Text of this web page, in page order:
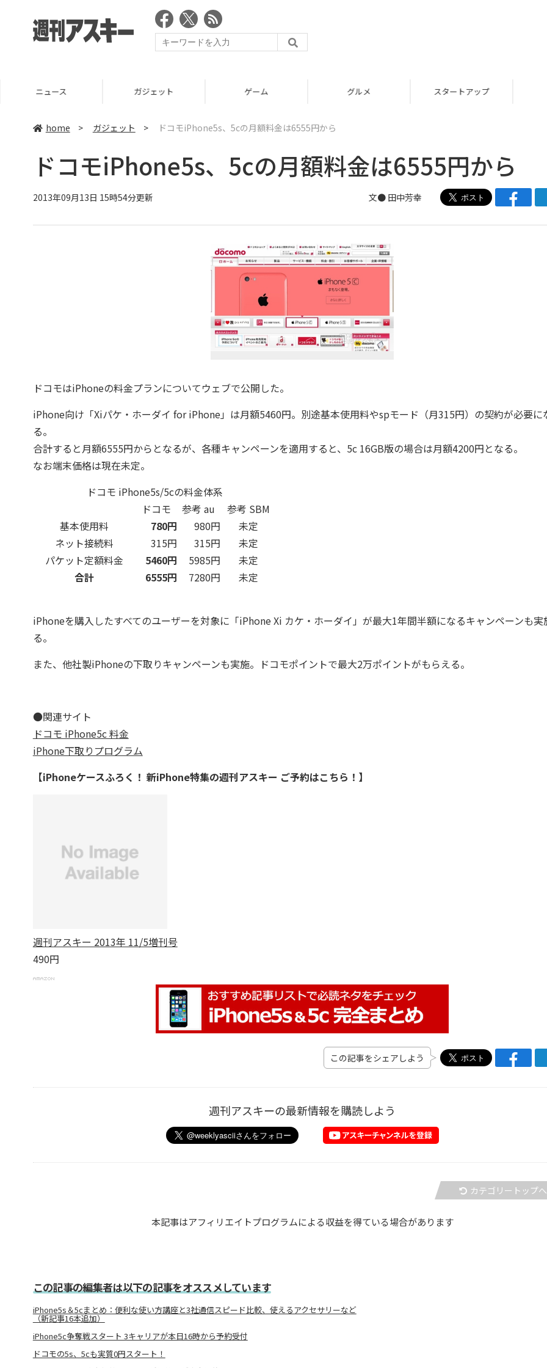
ニュース ガジェット ゲーム グルメ スタートアップ
home > ガジェット > ドコモiPhone5s、5cの月額料金は6555円から
ドコモiPhone5s、5cの月額料金は6555円から
2013年09月13日 15時54分更新 文● 田中芳幸
ドコモはiPhoneの料金プランについてウェブで公開した。
iPhone向け「Xiパケ・ホーダイ for iPhone」は月額5460円。別途基本使用料やspモード（月315円）の契約が必要に
る。
合計すると月額6555円からとなるが、各種キャンペーンを適用すると、5c 16GB版の場合は月額4200円となる。
なお端末価格は現在未定。
ドコモ iPhone5s/5cの料金体系
ドコモ
参考 au
参考 SBM
基本使用料
780円 980円
未定
ネット接続料
315円 315円
未定
パケット定額料金
5460円 5985円
未定
合計
6555円 7280円 未定
iPhoneを購入したすべてのユーザーを対象に「iPhone Xi カケ・ホーダイ」が最大1年間半額になるキャンペーンも実
る。
また、他社製iPhoneの下取りキャンペーンも実施。ドコモポイントで最大2万ポイントがもらえる。
●関連サイト
ドコモ iPhone5c 料金
iPhone下取りプログラム
【iPhoneケースふろく！ 新iPhone特集の週刊アスキー ご予約はこちら！】
週刊アスキー 2013年 11/5増刊号
490円
この記事をシェアしよう
週刊アスキーの最新情報を購読しよう
カテゴリートップへ
本記事はアフィリエイトプログラムによる収益を得ている場合があります
この記事の編集者は以下の記事をオススメしています
iPhone5s＆5cまとめ：便利な使い方講座と3社通信スピード比較、使えるアクセサリーなど
（新記事16本追加）
iPhone5c争奪戦スタート 3キャリアが本日16時から予約受付
ドコモの5s、5cも実質0円スタート！